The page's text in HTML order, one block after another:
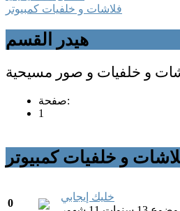
فلاشات و خلفيات كمبيوتر
هيدر القسم
و خلفيات و صور مسيحية
صفحة:
1
و خلفيات كمبيوتر
0
خليك إيجابي